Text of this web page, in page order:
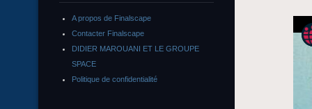
A propos de Finalscape
Contacter Finalscape
DIDIER MAROUANI ET LE GROUPE
SPACE
Politique de confidentialité